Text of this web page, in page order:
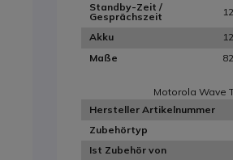
Standby-Zeit /
Gesprächszeit
Akku
Maße
Motorola Wave
Hersteller Artikelnummer
Zubehörtyp
Ist Zubehör von